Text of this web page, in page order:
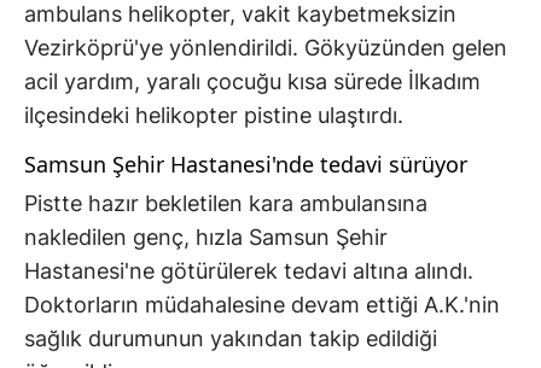
ambulans helikopter, vakit kaybetmeksizin
Vezirköprü'ye yönlendirildi. Gökyüzünden gelen
acil yardım, yaralı çocuğu kısa sürede İlkadım
ilçesindeki helikopter pistine ulaştırdı.
Samsun Şehir Hastanesi'nde tedavi sürüyor
Pistte hazır bekletilen kara ambulansına
nakledilen genç, hızla Samsun Şehir
Hastanesi'ne götürülerek tedavi altına alındı.
Doktorların müdahalesine devam ettiği A.K.'nin
sağlık durumunun yakından takip edildiği